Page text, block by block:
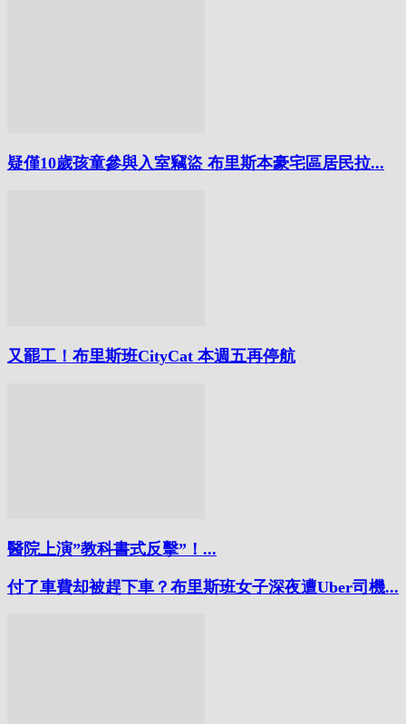
疑僅10歲孩童參與入室竊盜 布里斯本豪宅區居民拉...
又罷工！布里斯班CityCat 本週五再停航
醫院上演”教科書式反擊”！...
付了車費却被趕下車？布里斯班女子深夜遭Uber司機...